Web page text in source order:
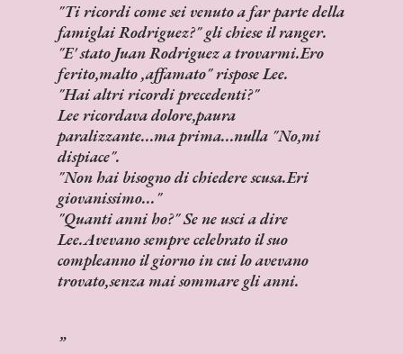
"Ti ricordi come sei venuto a far parte della
famiglai Rodriguez?" gli chiese il ranger.
"E' stato Juan Rodriguez a trovarmi.Ero
ferito,malto ,affamato" rispose Lee.
"Hai altri ricordi precedenti?"
Lee ricordava dolore,paura
paralizzante...ma prima...nulla "No,mi
dispiace".
"Non hai bisogno di chiedere scusa.Eri
giovanissimo..."
"Quanti anni ho?" Se ne usci a dire
Lee.Avevano sempre celebrato il suo
compleanno il giorno in cui lo avevano
trovato,senza mai sommare gli anni.